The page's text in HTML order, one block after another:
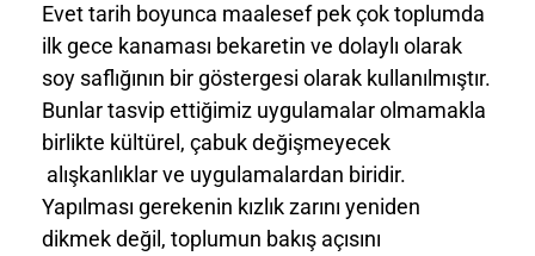
Evet tarih boyunca maalesef pek çok toplumda
ilk gece kanaması bekaretin ve dolaylı olarak
soy saflığının bir göstergesi olarak kullanılmıştır.
Bunlar tasvip ettiğimiz uygulamalar olmamakla
birlikte kültürel, çabuk değişmeyecek
alışkanlıklar ve uygulamalardan biridir.
Yapılması gerekenin kızlık zarını yeniden
dikmek değil, toplumun bakış açısını